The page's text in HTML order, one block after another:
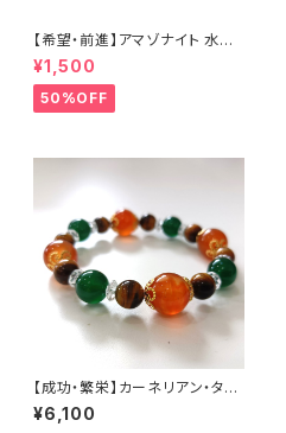
【希望・前進】アマゾナイト 水晶
（石サイズ:3×6mm）内径15cm
¥1,500
50%OFF
【成功・繁栄】カーネリアン・タイ
ガーアイ・緑めのう （石サイズ:1
2・10・8mm）内径15cm
¥6,100